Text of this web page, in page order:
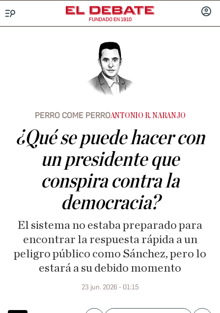
FUNDADO EN 1910
PERRO COME PERROANTONIO R. NARANJO
¿Qué se puede hacer con
un presidente que
conspira contra la
democracia?
El sistema no estaba preparado para
encontrar la respuesta rápida a un
peligro público como Sánchez, pero lo
estará a su debido momento
23 jun. 2026 - 01:15